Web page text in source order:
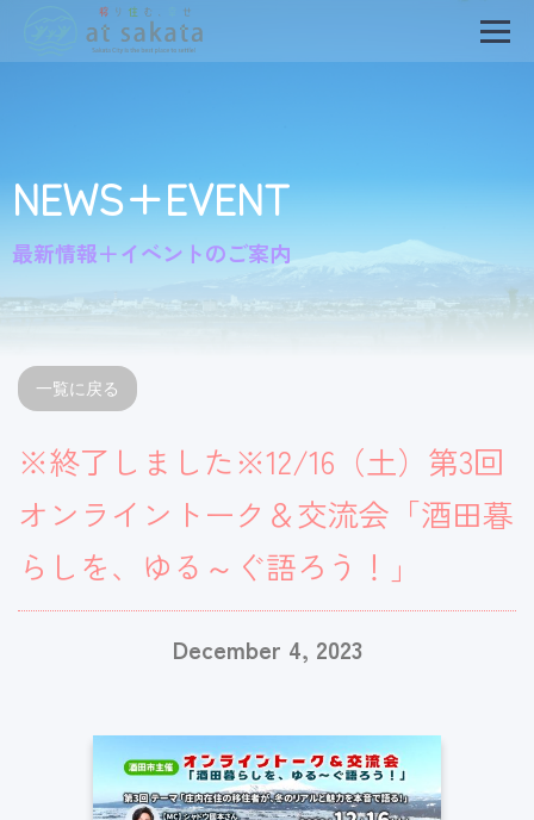
NEWS+EVENT
最新情報＋イベントのご案内
一覧に戻る
※終了しました※12/16（土）第3回
オンライントーク＆交流会「酒田暮
らしを、ゆる～ぐ語ろう！」
December 4, 2023